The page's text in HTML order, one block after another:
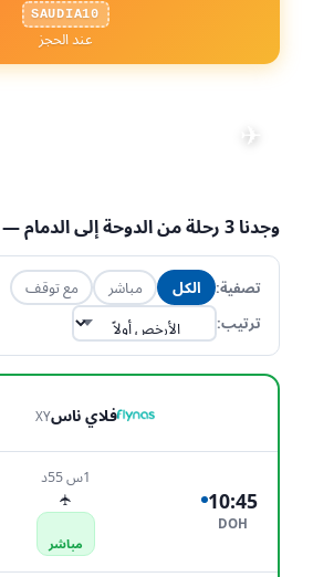
SAUDIA10
عند الحجز
✈
وجدنا 3 رحلة منالدوحةإلىالدمام— 21 أغسطس 2026
تصفية: الكل مباشر
مع توقف
ترتيب:
فلاي ناسXY
10:45
DOH
1س 55د
✈
مباشر